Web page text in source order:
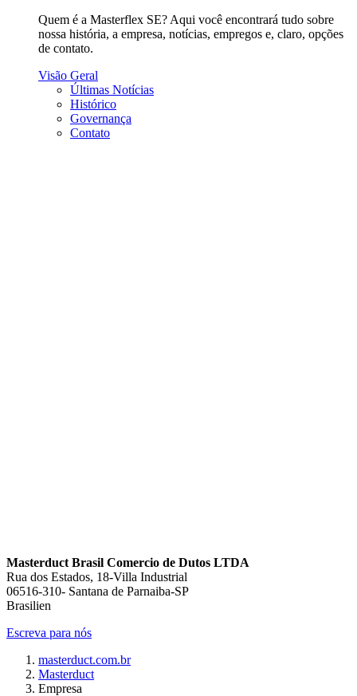
Quem é a Masterflex SE? Aqui você encontrará tudo sobre
nossa história, a empresa, notícias, empregos e, claro, opções
de contato.
Visão Geral
Últimas Notícias
Histórico
Governança
Contato
Masterduct Brasil Comercio de Dutos LTDA
Rua dos Estados, 18-Villa Industrial
06516-310- Santana de Parnaiba-SP
Brasilien
Escreva para nós
masterduct.com.br
Masterduct
Empresa